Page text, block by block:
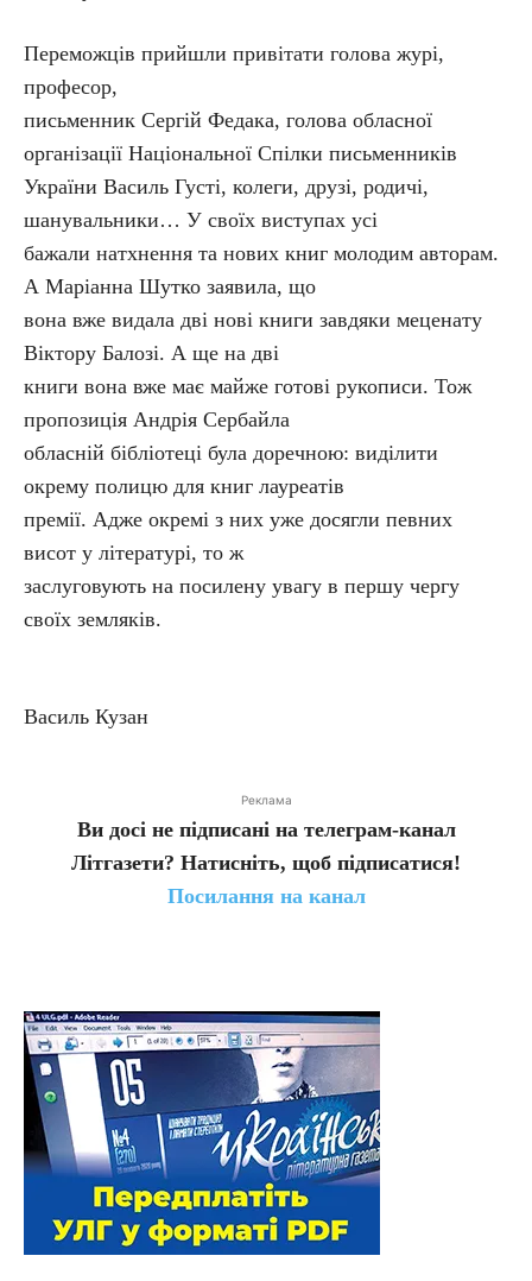
Переможців прийшли привітати голова журі,
професор,
письменник Сергій Федака, голова обласної
організації Національної Спілки письменників
України Василь Густі, колеги, друзі, родичі,
шанувальники… У своїх виступах усі
бажали натхнення та нових книг молодим авторам.
А Маріанна Шутко заявила, що
вона вже видала дві нові книги завдяки меценату
Віктору Балозі. А ще на дві
книги вона вже має майже готові рукописи. Тож
пропозиція Андрія Сербайла
обласній бібліотеці була доречною: виділити
окрему полицю для книг лауреатів
премії. Адже окремі з них уже досягли певних
висот у літературі, то ж
заслуговують на посилену увагу в першу чергу
своїх земляків.
Василь Кузан
Реклама
Ви досі не підписані на телеграм-канал
Літгазети? Натисніть, щоб підписатися!
Посилання на канал